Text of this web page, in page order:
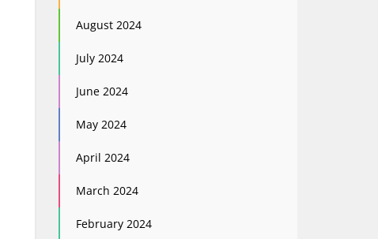
August 2024
July 2024
June 2024
May 2024
April 2024
March 2024
February 2024